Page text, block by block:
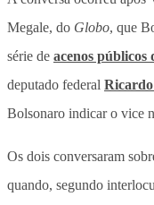
Megale, do Globo, que
série de acenos públicos
deputado federal Ricardo
Bolsonaro indicar o vice
Os dois conversaram
quando, segundo